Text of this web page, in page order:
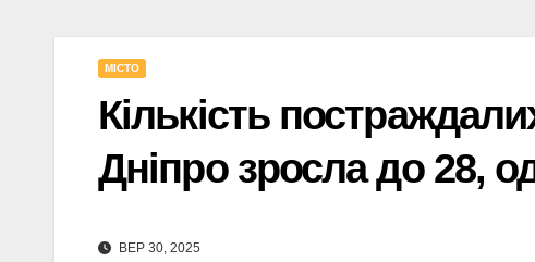
МІСТО
Кількість
Дніпро зросла до 28,
ВЕР 30, 2025